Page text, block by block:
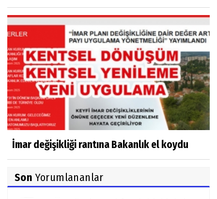
İmar değişikliği rantına Bakanlık el koydu
Son Yorumlananlar